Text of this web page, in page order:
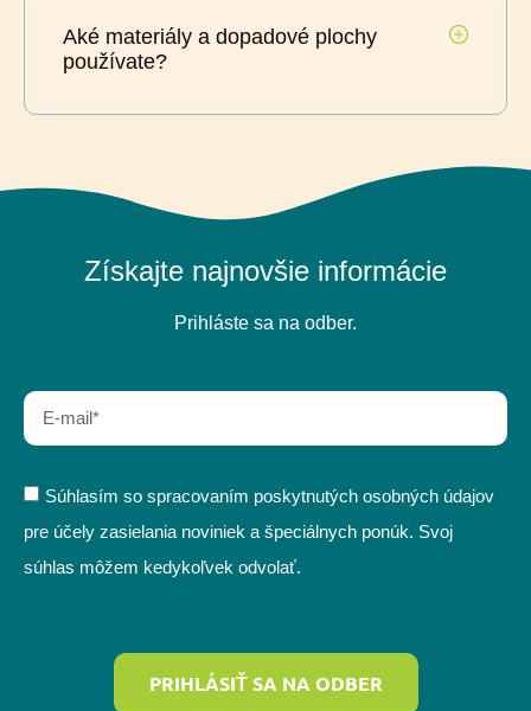
Aké materiály a dopadové plochy
používate?
Získajte najnovšie informácie
Prihláste sa na odber.
Súhlasím so spracovaním poskytnutých osobných údajov
pre účely zasielania noviniek a špeciálnych ponúk. Svoj
súhlas môžem kedykoľvek odvolať.
PRIHLÁSIŤ SA NA ODBER